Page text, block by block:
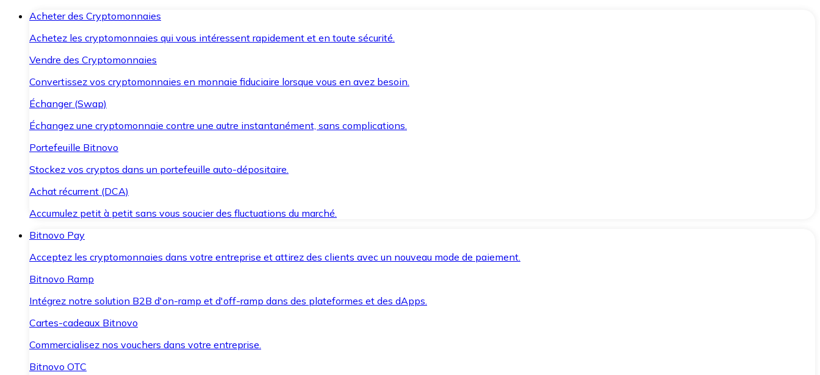
Acheter des Cryptomonnaies
Achetez les cryptomonnaies qui vous intéressent rapidement et en toute sécurité.
Vendre des Cryptomonnaies
Convertissez vos cryptomonnaies en monnaie fiduciaire lorsque vous en avez besoin.
Échanger (Swap)
Échangez une cryptomonnaie contre une autre instantanément, sans complications.
Portefeuille Bitnovo
Stockez vos cryptos dans un portefeuille auto-dépositaire.
Achat récurrent (DCA)
Accumulez petit à petit sans vous soucier des fluctuations du marché.
Bitnovo Pay
Acceptez les cryptomonnaies dans votre entreprise et attirez des clients avec un nouveau mode de paiement.
Bitnovo Ramp
Intégrez notre solution B2B d'on-ramp et d'off-ramp dans des plateformes et des dApps.
Cartes-cadeaux Bitnovo
Commercialisez nos vouchers dans votre entreprise.
Bitnovo OTC